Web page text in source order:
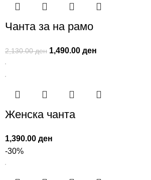
Чанта за на рамо
2,130.00ден 1,490.00ден
Женска чанта
1,390.00ден
-30%